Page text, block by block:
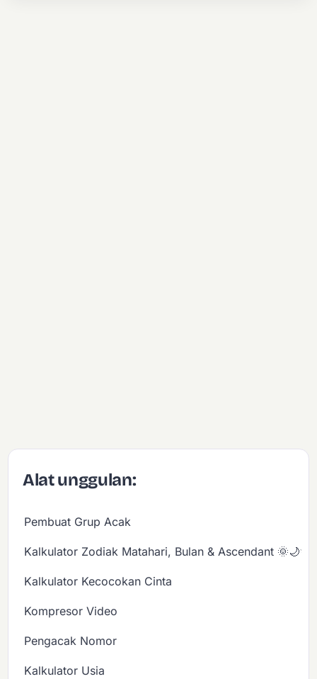
Alat unggulan:
Pembuat Grup Acak
Kalkulator Zodiak Matahari, Bulan & Ascendant 🌞🌙✨
Kalkulator Kecocokan Cinta
Kompresor Video
Pengacak Nomor
Kalkulator Usia